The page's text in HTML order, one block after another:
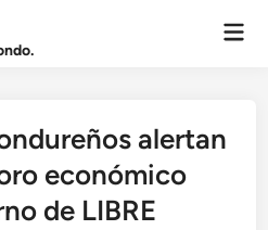
alertan
económico
de LIBRE